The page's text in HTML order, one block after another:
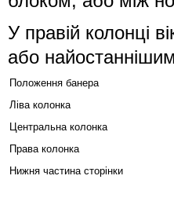
У правій колонці
або
Положення банера
Ліва колонка
Центральна колонка
Права колонка
Нижня частина сторінки